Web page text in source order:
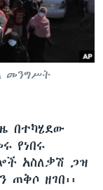
መንግሥት
በተካሄደው
የነበሩ
አስለቃሽ ጋዝ
ዘገበ፡፡